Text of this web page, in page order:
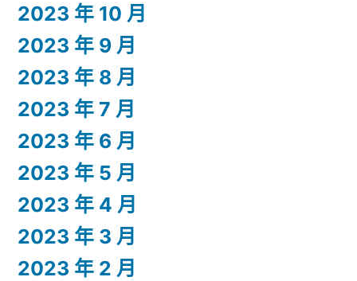
2023 年 10 月
2023 年 9 月
2023 年 8 月
2023 年 7 月
2023 年 6 月
2023 年 5 月
2023 年 4 月
2023 年 3 月
2023 年 2 月